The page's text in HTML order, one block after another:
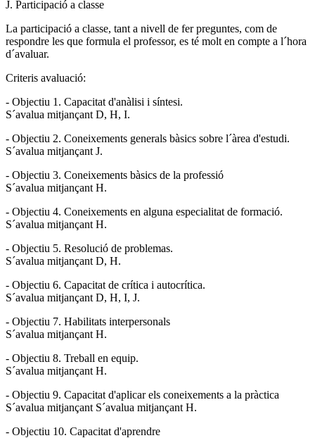
J. Participació a classe
La participació a classe, tant a nivell de fer preguntes, com de
respondre les que formula el professor, es té molt en compte a l´hora
d´avaluar.
Criteris avaluació:
- Objectiu 1. Capacitat d'anàlisi i síntesi.
S´avalua mitjançant D, H, I.
- Objectiu 2. Coneixements generals bàsics sobre l´àrea d'estudi.
S´avalua mitjançant J.
- Objectiu 3. Coneixements bàsics de la professió
S´avalua mitjançant H.
- Objectiu 4. Coneixements en alguna especialitat de formació.
S´avalua mitjançant H.
- Objectiu 5. Resolució de problemas.
S´avalua mitjançant D, H.
- Objectiu 6. Capacitat de crítica i autocrítica.
S´avalua mitjançant D, H, I, J.
- Objectiu 7. Habilitats interpersonals
S´avalua mitjançant H.
- Objectiu 8. Treball en equip.
S´avalua mitjançant H.
- Objectiu 9. Capacitat d'aplicar els coneixements a la pràctica
S´avalua mitjançant S´avalua mitjançant H.
- Objectiu 10. Capacitat d'aprendre